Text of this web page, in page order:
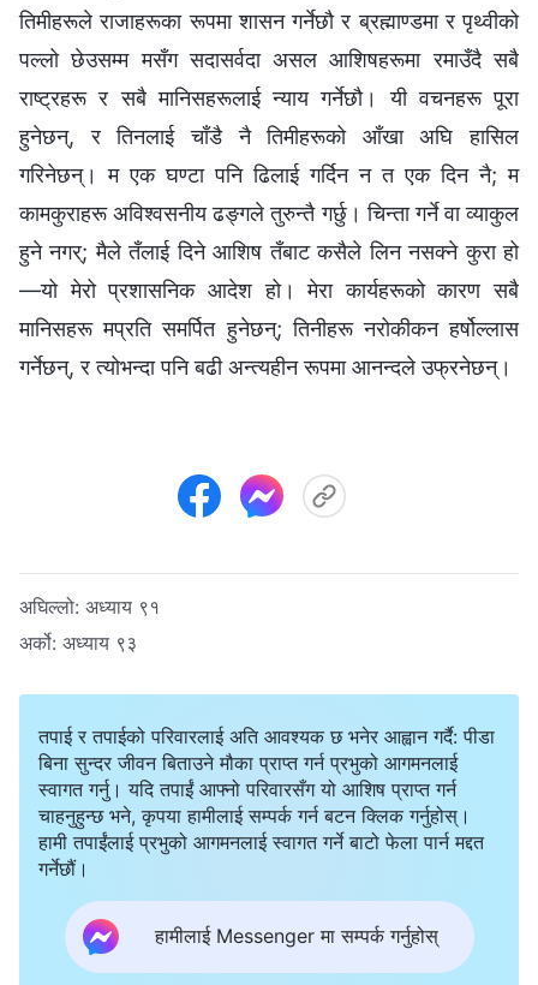
तिमीहरूले राजाहरूका रूपमा शासन गर्नेछौ र ब्रह्माण्डमा र पृथ्वीको
पल्‍लो छेउसम्‍म मसँग सदासर्वदा असल आशिषहरूमा रमाउँदै सबै
राष्ट्रहरू र सबै मानिसहरूलाई न्याय गर्नेछौ। यी वचनहरू पूरा
हुनेछन्, र तिनलाई चाँडै नै तिमीहरूको आँखा अघि हासिल
गरिनेछन्। म एक घण्टा पनि ढिलाई गर्दिन न त एक दिन नै; म
कामकुराहरू अविश्‍वसनीय ढङ्गले तुरुन्तै गर्छु। चिन्ता गर्ने वा व्याकुल
हुने नगर्; मैले तँलाई दिने आशिष तँबाट कसैले लिन नसक्‍ने कुरा हो
—यो मेरो प्रशासनिक आदेश हो। मेरा कार्यहरूको कारण सबै
मानिसहरू मप्रति समर्पित हुनेछन्; तिनीहरू नरोकीकन हर्षोल्‍लास
गर्नेछन्, र त्योभन्दा पनि बढी अन्त्यहीन रूपमा आनन्दले उफ्रनेछन्।
अघिल्लो: अध्याय ९१
अर्को: अध्याय ९३
तपाई र तपाईको परिवारलाई अति आवश्यक छ भनेर आह्वान गर्दै: पीडा
बिना सुन्दर जीवन बिताउने मौका प्राप्त गर्न प्रभुको आगमनलाई
स्वागत गर्नु। यदि तपाईं आफ्नो परिवारसँग यो आशिष प्राप्त गर्न
चाहनुहुन्छ भने, कृपया हामीलाई सम्पर्क गर्न बटन क्लिक गर्नुहोस्।
हामी तपाईंलाई प्रभुको आगमनलाई स्वागत गर्ने बाटो फेला पार्न मद्दत
गर्नेछौं।
हामीलाई Messenger मा सम्पर्क गर्नुहोस्